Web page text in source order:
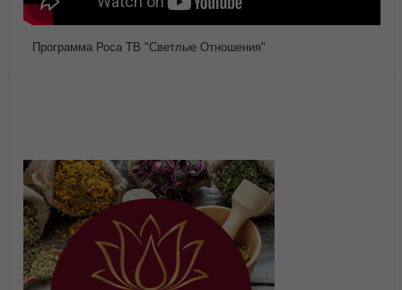
Программа Роса ТВ "Светлые Отношения"